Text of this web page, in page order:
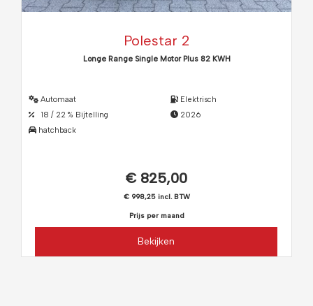
Polestar 2
Longe Range Single Motor Plus 82 KWH
Automaat
18 / 22 % Bijtelling
hatchback
Elektrisch
2026
€ 825,00
€ 998,25 incl. BTW
Prijs per maand
Bekijken